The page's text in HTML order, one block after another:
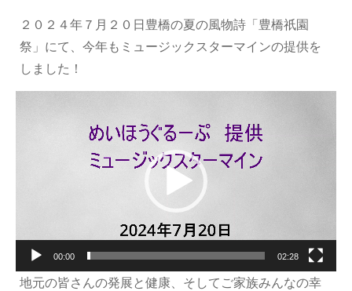
２０２４年７月２０日 豊橋の夏の風物詩「豊橋祇園
祭」にて、今年もミュージックスターマインの提供を
しました！
00:00 02:28
地元の皆さんの発展と健康、そしてご家族みんなの幸